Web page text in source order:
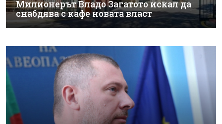
Милионерът Владо Загатото искал да
снабдява с кафе новата власт